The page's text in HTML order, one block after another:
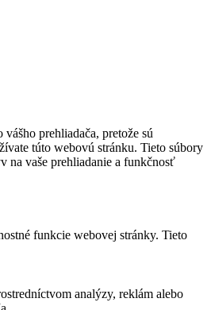
prehliadača, pretože sú
túto webovú stránku. Tieto súbory
na vaše prehliadanie a funkčnosť
funkcie webovej stránky. Tieto
analýzy, reklám alebo